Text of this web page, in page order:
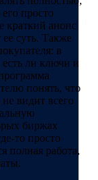
просто
краткий анонс
ее суть. Также
в
есть ли ключи и
понять, что
видит всего
биржах
то просто
полная работа,